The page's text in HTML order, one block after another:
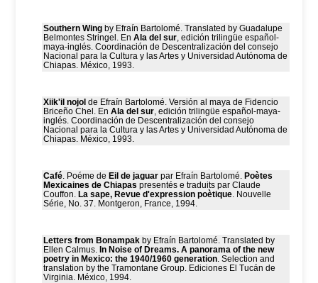
Southern Wingby Efraín Bartolomé. Translated by Guadalupe
Belmontes Stringel. En Ala del sur, edición trilingüe español-
maya-inglés. Coordinación de Descentralización del consejo
Nacional para la Cultura y las Artes y Universidad Autónoma de
Chiapas. México, 1993.
Xiik'il nojol de Efraín Bartolomé. Versión al maya de Fidencio
Briceño Chel. En Ala del sur, edición trilingüe español-maya-
inglés. Coordinación de Descentralización del consejo
Nacional para la Cultura y las Artes y Universidad Autónoma de
Chiapas. México, 1993.
Café. Poéme de Eil de jaguarpar Efraín Bartolomé. Poètes
Mexicaines de Chiapas presentés e traduits par Claude
Couffon. La sape, Revue d'expression poètique. Nouvelle
Série, No. 37. Montgeron, France, 1994.
Letters from Bonampakby Efraín Bartolomé. Translated by
Ellen Calmus. In Noise of Dreams. A panorama of the new
poetry in Mexico: the 1940/1960 generation. Selection and
translation by the Tramontane Group. Ediciones El Tucán de
Virginia. México, 1994.